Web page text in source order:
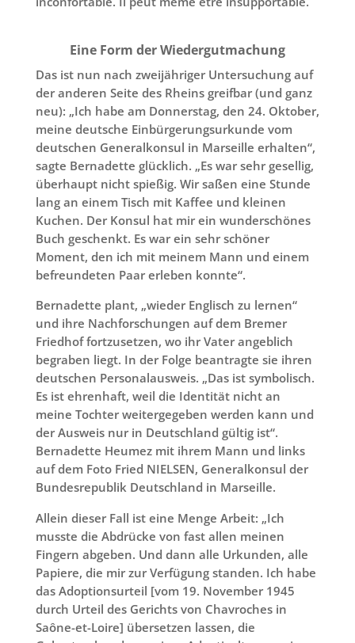
Eine Form der Wiedergutmachung
Das ist nun nach zweijähriger Untersuchung auf
der anderen Seite des Rheins greifbar (und ganz
neu): „Ich habe am Donnerstag, den 24. Oktober,
meine deutsche Einbürgerungsurkunde vom
deutschen Generalkonsul in Marseille erhalten“,
sagte Bernadette glücklich. „Es war sehr gesellig,
überhaupt nicht spießig. Wir saßen eine Stunde
lang an einem Tisch mit Kaffee und kleinen
Kuchen. Der Konsul hat mir ein wunderschönes
Buch geschenkt. Es war ein sehr schöner
Moment, den ich mit meinem Mann und einem
befreundeten Paar erleben konnte“.
Bernadette plant, „wieder Englisch zu lernen“
und ihre Nachforschungen auf dem Bremer
Friedhof fortzusetzen, wo ihr Vater angeblich
begraben liegt. In der Folge beantragte sie ihren
deutschen Personalausweis. „Das ist symbolisch.
Es ist ehrenhaft, weil die Identität nicht an
meine Tochter weitergegeben werden kann und
der Ausweis nur in Deutschland gültig ist“.
Bernadette Heumez mit ihrem Mann und links
auf dem Foto Fried NIELSEN, Generalkonsul der
Bundesrepublik Deutschland in Marseille.
Allein dieser Fall ist eine Menge Arbeit: „Ich
musste die Abdrücke von fast allen meinen
Fingern abgeben. Und dann alle Urkunden, alle
Papiere, die mir zur Verfügung standen. Ich habe
das Adoptionsurteil [vom 19. November 1945
durch Urteil des Gerichts von Chavroches in
Saône-et-Loire] übersetzen lassen, die